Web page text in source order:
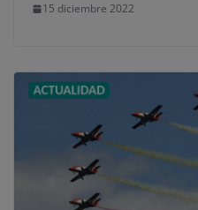
15 diciembre 2022